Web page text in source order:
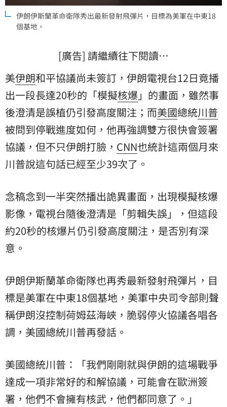
伊朗伊斯蘭革命衛隊秀出最新發射飛彈片，目標為美軍在中東18
個基地。
[廣告] 請繼續往下閱讀…
美伊朗和平協議尚未簽訂，伊朗電視台12日竟播
出一段長達20秒的「模擬核爆」的畫面，雖然事
後澄清是誤植仍引發高度關注；而美國總統川普
被問到停戰進度如何，他再強調雙方很快會簽署
協議，但不只伊朗打臉， CNN也統計這兩個月來
川普說這句話已經至少39次了。
念稿念到一半突然播出詭異畫面，出現模擬核爆
影像，電視台隨後澄清是「剪輯失誤」，但這段
約20秒的核爆片仍引發高度關注，是否別有深
意。
伊朗伊斯蘭革命衛隊也再秀最新發射飛彈片，目
標是美軍在中東18個基地，美軍中央司令部則聲
稱伊朗沒控制荷姆茲海峽，脆弱停火協議各唱各
調，美國總統川普再發話。
美國總統川普：「我們剛剛就與伊朗的這場戰爭
達成一項非常好的和解協議，可能會在歐洲簽
署，他們不會擁有核武，他們都同意了。」